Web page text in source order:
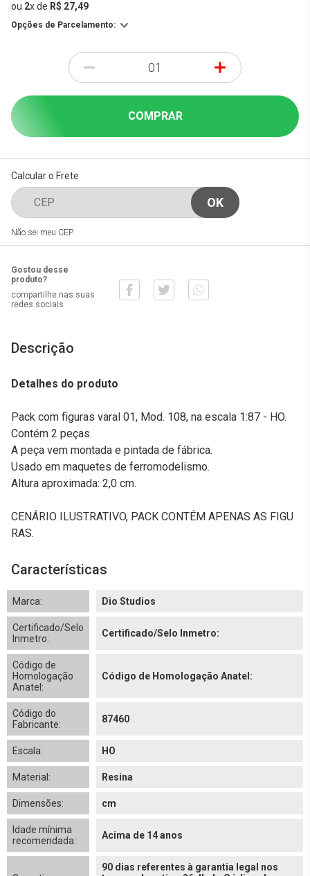
ou 2xde R$ 27,49
Opções de Parcelamento:
- +
COMPRAR
Calcular o Frete
Não sei meu CEP
Gostou desse
produto?
compartilhe nas suas
redes sociais
Descrição
Detalhes do produto
Pack com figuras varal 01, Mod. 108, na escala 1:87 - HO.
Contém 2 peças.
A peça vem montada e pintada de fábrica.
Usado em maquetes de ferromodelismo.
Altura aproximada: 2,0 cm.
CENÁRIO ILUSTRATIVO, PACK CONTÉM APENAS AS FIGU
RAS.
Características
Marca: Dio Studios
Certificado/Selo
Inmetro:
Certificado/Selo Inmetro:
Código de
Homologação
Anatel:
Código de Homologação Anatel:
Código do
Fabricante:
87460
Escala: HO
Material: Resina
Dimensões: cm
Idade mínima
recomendada:
Acima de 14 anos
90 dias referentes à garantia legal nos